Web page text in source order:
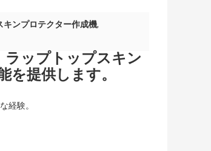
キンプロテクター作成機,
ラップトップスキン
提供します。
経験。